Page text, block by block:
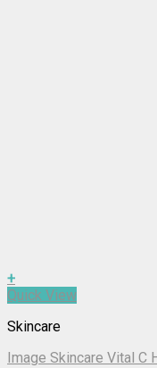
+
Quick View
Skincare
Image Skincare Vital C